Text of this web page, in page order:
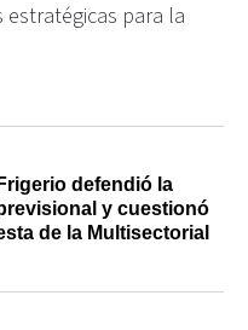
para la
defendió la
y cuestionó
de la Multisectorial